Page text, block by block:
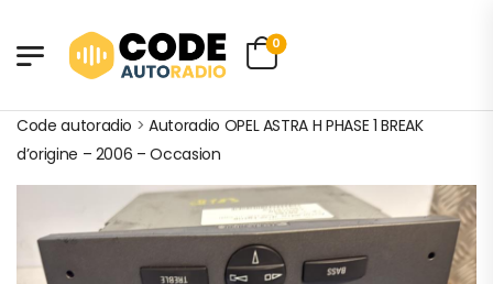
0
Code autoradio >Autoradio OPEL ASTRA H PHASE 1 BREAK
d’origine – 2006 – Occasion